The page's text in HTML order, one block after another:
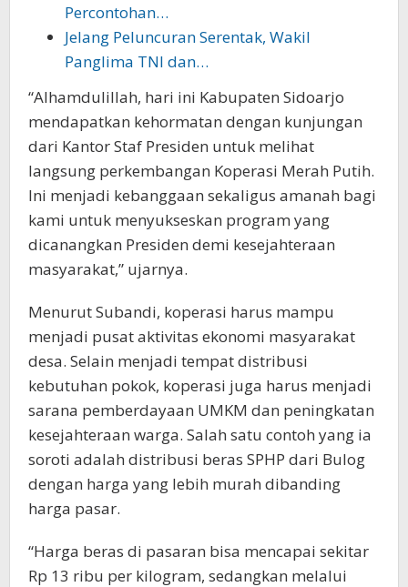
Percontohan…
Jelang Peluncuran Serentak, Wakil
Panglima TNI dan…
“Alhamdulillah, hari ini Kabupaten Sidoarjo
mendapatkan kehormatan dengan kunjungan
dari Kantor Staf Presiden untuk melihat
langsung perkembangan Koperasi Merah Putih.
Ini menjadi kebanggaan sekaligus amanah bagi
kami untuk menyukseskan program yang
dicanangkan Presiden demi kesejahteraan
masyarakat,” ujarnya.
Menurut Subandi, koperasi harus mampu
menjadi pusat aktivitas ekonomi masyarakat
desa. Selain menjadi tempat distribusi
kebutuhan pokok, koperasi juga harus menjadi
sarana pemberdayaan UMKM dan peningkatan
kesejahteraan warga. Salah satu contoh yang ia
soroti adalah distribusi beras SPHP dari Bulog
dengan harga yang lebih murah dibanding
harga pasar.
“Harga beras di pasaran bisa mencapai sekitar
Rp 13 ribu per kilogram, sedangkan melalui